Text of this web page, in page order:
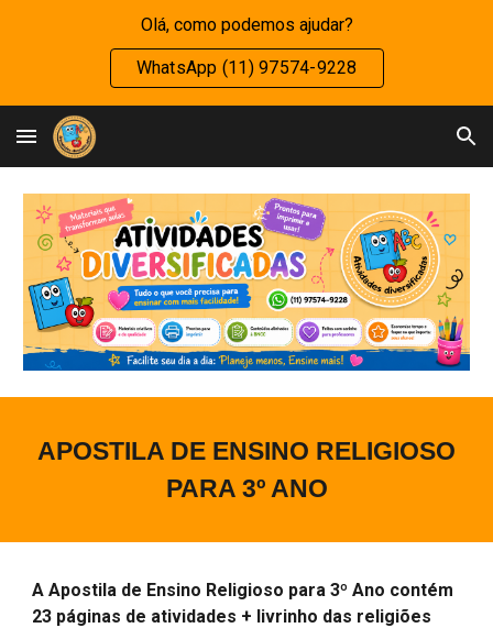
Olá, como podemos ajudar?
WhatsApp (11) 97574-9228
APOSTILA DE ENSINO RELIGIOSO
PARA 3º ANO
A Apostila de Ensino Religioso para3º Ano contém
23 páginas de atividades + livrinho das religiões